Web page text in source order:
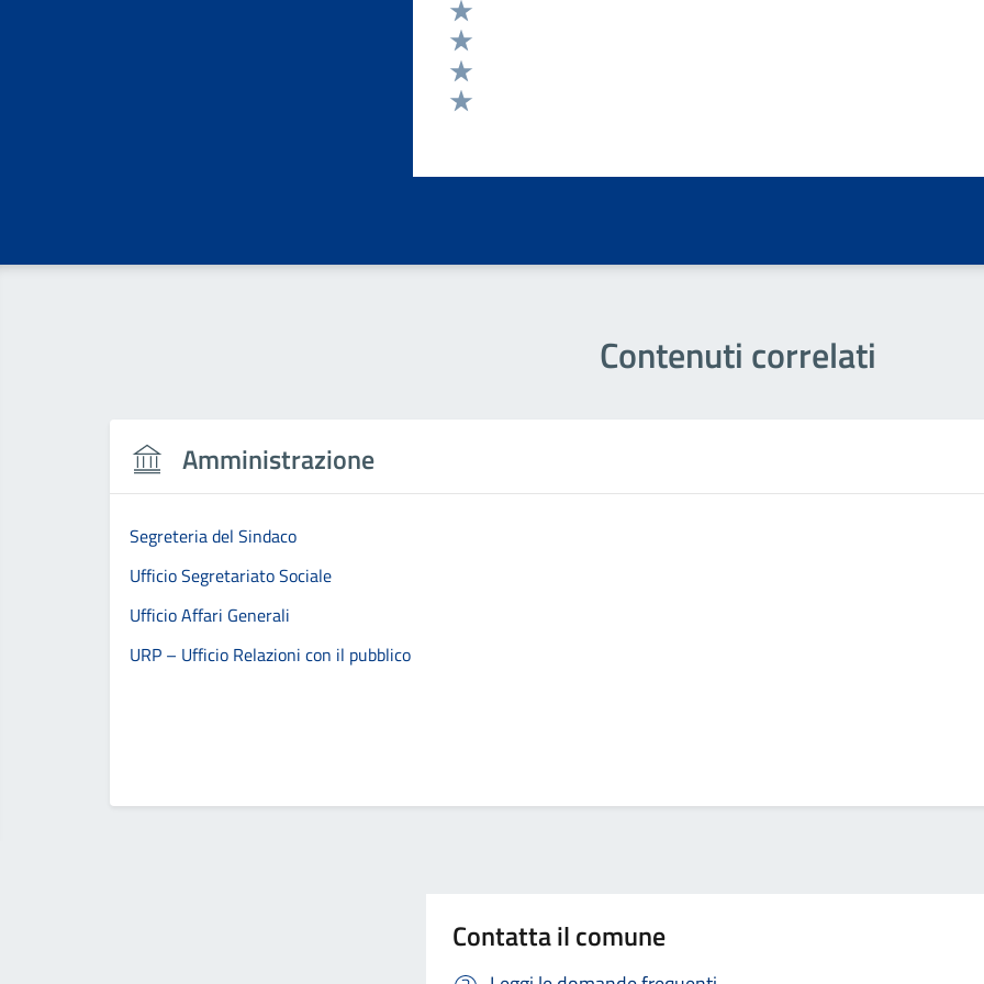
Valuta 5 stelle su 5
Valuta 4 stelle su 5
Valuta 3 stelle su 5
Valuta 2 stelle su 5
Contenuti correlati
Amministrazione
Segreteria del Sindaco
Ufficio Segretariato Sociale
Ufficio Affari Generali
URP – Ufficio Relazioni con il pubblico
Contatta il comune